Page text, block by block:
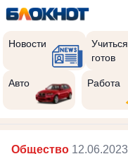
Новости
Учиться
готов
Авто Работа
Общество 12.06.2023